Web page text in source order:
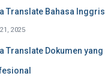
Translate Bahasa Inggris
2025
Translate Dokumen yang